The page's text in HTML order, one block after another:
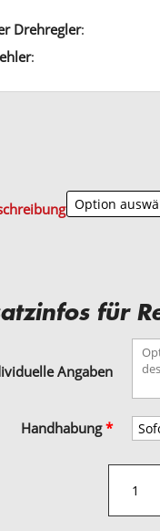
Drehregler:
:
für
Angaben
Handhabung*
Avensis